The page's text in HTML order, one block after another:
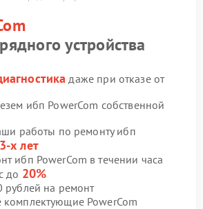
устройства
даже при отказе от
ибп PowerCom собственной
работы по ремонту ибп
х лет
ибп PowerCom в течении часа
до 20%
рублей на ремонт
PowerCom